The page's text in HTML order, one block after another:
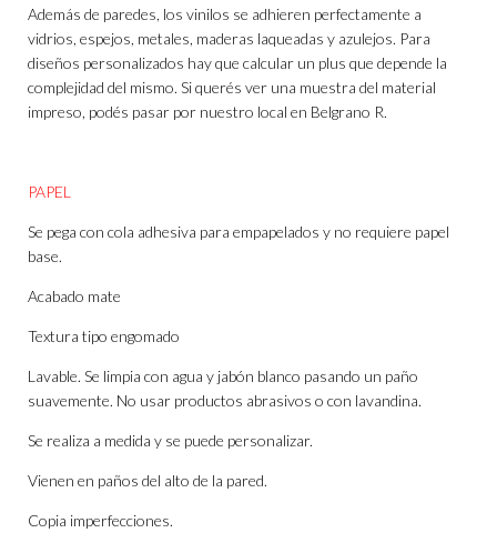
Además de paredes, los vinilos se adhieren perfectamente a
vidrios, espejos, metales, maderas laqueadas y azulejos. Para
diseños personalizados hay que calcular un plus que depende la
complejidad del mismo. Si querés ver una muestra del material
impreso, podés pasar por nuestro local en Belgrano R.
PAPEL
Se pega con cola adhesiva para empapelados y no requiere papel
base.
Acabado mate
Textura tipo engomado
Lavable. Se limpia con agua y jabón blanco pasando un paño
suavemente. No usar productos abrasivos o con lavandina.
Se realiza a medida y se puede personalizar.
Vienen en paños del alto de la pared.
Copia imperfecciones.